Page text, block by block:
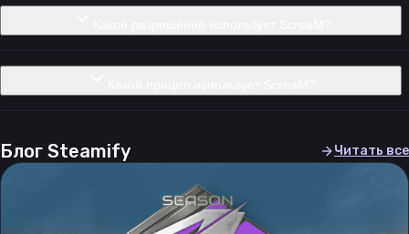
Блог Steamify Читать все